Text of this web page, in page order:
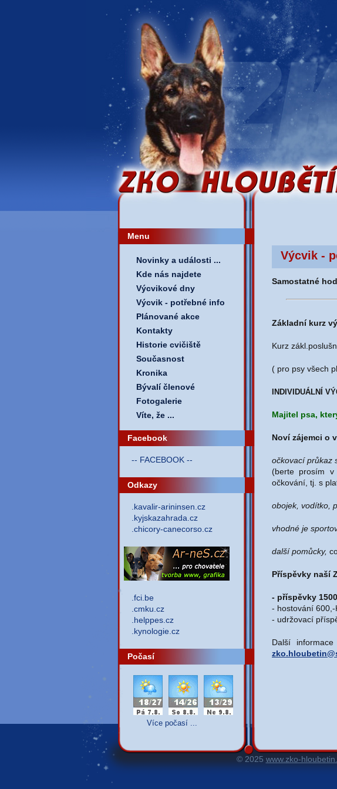
Menu
Novinky a události ...
Kde nás najdete
Výcvikové dny
Výcvik - potřebné info
Plánované akce
Kontakty
Historie cvičiště
Současnost
Kronika
Bývalí členové
Fotogalerie
Víte, že ...
Facebook
-- FACEBOOK --
Odkazy
.kavalir-arininsen.cz
.kyjskazahrada.cz
.chicory-canecorso.cz
.fci.be
.cmku.cz
.helppes.cz
.kynologie.cz
Počasí
Více počasí ...
Výcvik -
Samostatné
Základní kurz
Kurz
( pro psy všech
INDIVIDUÁLNÍ
Majitel psa,
Noví zájemci o
očkovací průkaz
(berte prosím
očkování, tj. s
obojek, vodítko,
vhodné je
další pomůcky,
Příspěvky naší
- příspěvky
- hostování
- udržovací
Další
© 2025 www.zko-